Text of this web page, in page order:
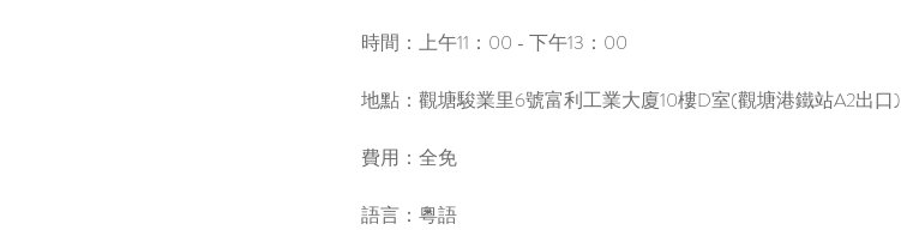
時間：上午11：00 - 下午13：00
地點：觀塘駿業里6號富利工業大廈10樓D室(觀塘港鐵站A2出口)
費用：全免
語言：粵語